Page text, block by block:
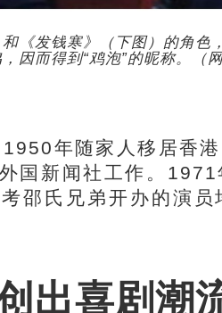
《发钱寒》（下图）的角色
因而得到“鸡泡”的昵称。（
年随家人移居香港
国新闻社工作。
邵氏兄弟开办的演员
出喜剧潮